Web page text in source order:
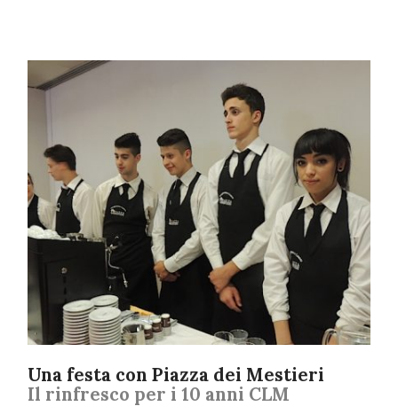
Una festa con Piazza dei Mestieri
Il rinfresco per i 10 anni CLM